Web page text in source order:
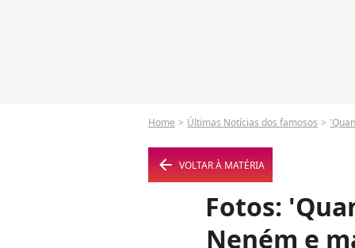
Home Últimas Notícias dos famosos
arrow_left VOLTAR À MATÉRIA
Fotos:
Neném e